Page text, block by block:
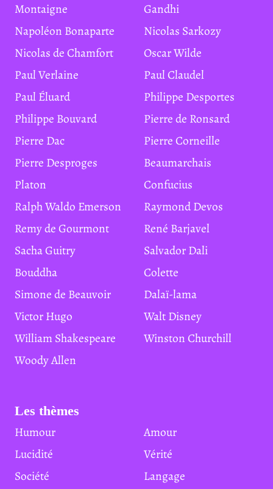
Montaigne
Gandhi
Napoléon Bonaparte
Nicolas Sarkozy
Nicolas de Chamfort
Oscar Wilde
Paul Verlaine
Paul Claudel
Paul Éluard
Philippe Desportes
Philippe Bouvard
Pierre de Ronsard
Pierre Dac
Pierre Corneille
Pierre Desproges
Beaumarchais
Platon
Confucius
Ralph Waldo Emerson
Raymond Devos
Remy de Gourmont
René Barjavel
Sacha Guitry
Salvador Dali
Bouddha
Colette
Simone de Beauvoir
Dalaï-lama
Victor Hugo
Walt Disney
William Shakespeare
Winston Churchill
Woody Allen
Les thèmes
Humour
Amour
Lucidité
Vérité
Société
Langage